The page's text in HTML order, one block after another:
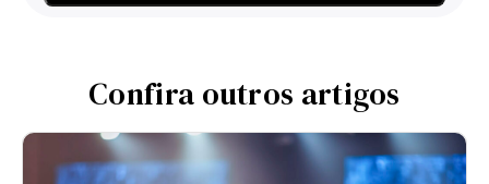
Confira outros artigos